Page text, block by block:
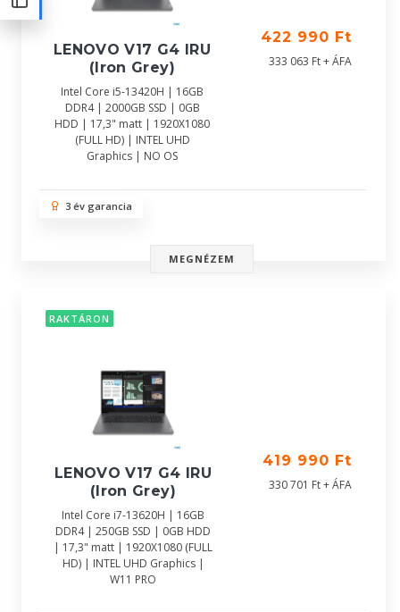
LENOVO V17 G4 IRU
(Iron Grey)
Intel Core i5-13420H | 16GB
DDR4 | 2000GB SSD | 0GB
HDD | 17,3" matt | 1920X1080
(FULL HD) | INTEL UHD
Graphics | NO OS
422 990 Ft
333 063 Ft + ÁFA
3 év garancia
MEGNÉZEM
RAKTÁRON
LENOVO V17 G4 IRU
(Iron Grey)
Intel Core i7-13620H | 16GB
DDR4 | 250GB SSD | 0GB HDD
| 17,3" matt | 1920X1080 (FULL
HD) | INTEL UHD Graphics |
W11 PRO
419 990 Ft
330 701 Ft + ÁFA